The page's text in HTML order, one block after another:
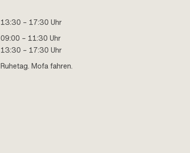
13:30 – 17:30 Uhr
09:00 – 11:30 Uhr
13:30 – 17:30 Uhr
Ruhetag. Mofa fahren.